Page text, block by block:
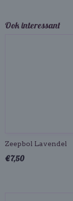
Ook interessant
Zeepbol Lavendel
€ 7,50